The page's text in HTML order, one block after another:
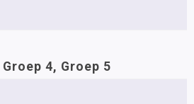
4, Groep 5